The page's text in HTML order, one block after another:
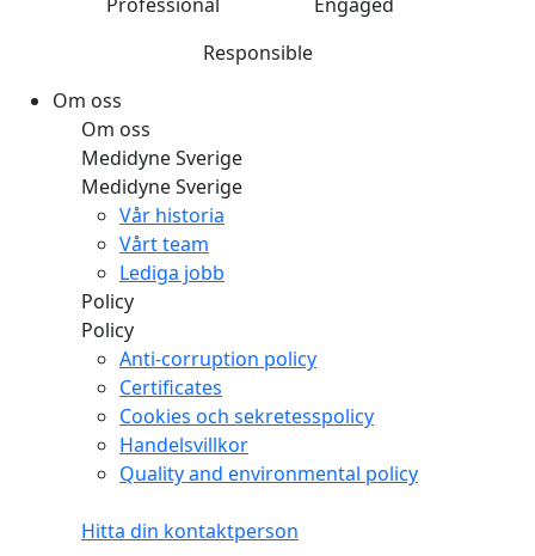
Responsible
Om oss
Om oss
Medidyne Sverige
Medidyne Sverige
Vår historia
Vårt team
Lediga jobb
Policy
Policy
Anti-corruption policy
Certificates
Cookies och sekretesspolicy
Handelsvillkor
Quality and environmental policy
Hitta din kontaktperson